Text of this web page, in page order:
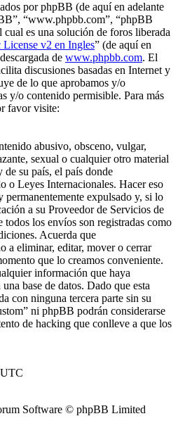
por phpBB (de aquí en adelante
“www.phpbb.com”, “phpBB
es una solución de foros liberada
v2 en Ingles” (de aquí en
de www.phpbb.com. El
discusiones basadas en Internet y
de lo que aprobamos y/o
y/o contenido permisible. Para más
favor visite:
abusivo, obsceno, vulgar,
sexual o cualquier otro material
su país, el país donde
o Leyes Internacionales. Hacer eso
permanentemente expulsado y, si lo
a su Proveedor de Servicios de
los envíos son registradas como
Acuerda que
a eliminar, editar, mover o cerrar
que lo creamos conveniente.
información que haya
base de datos. Dado que esta
con ninguna tercera parte sin su
ni phpBB podrán considerarse
de hacking que conlleve a que los
UTC
Software © phpBB Limited